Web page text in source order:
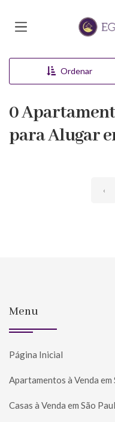
Página
Ordenar
0
para Alugar
‹
Menu
Página Inicial
Apartamentos à Venda em
Casas à Venda em São